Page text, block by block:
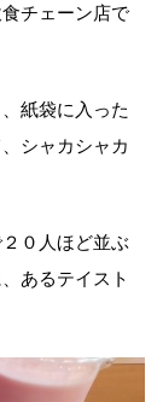
チェーン店で
紙袋に入った
シャカシャカ
０人ほど並ぶ
あるテイスト